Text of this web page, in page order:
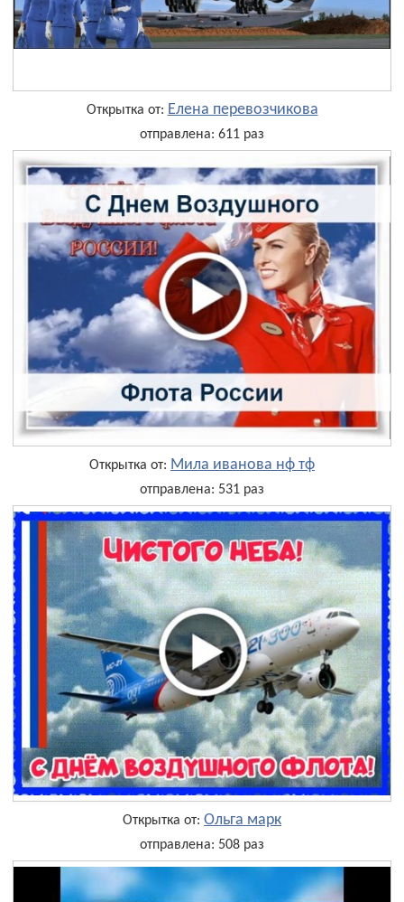
Открытка от: Елена перевозчикова
отправлена: 611 раз
Открытка от: Мила иванова нф тф
отправлена: 531 раз
Открытка от: Ольга марк
отправлена: 508 раз